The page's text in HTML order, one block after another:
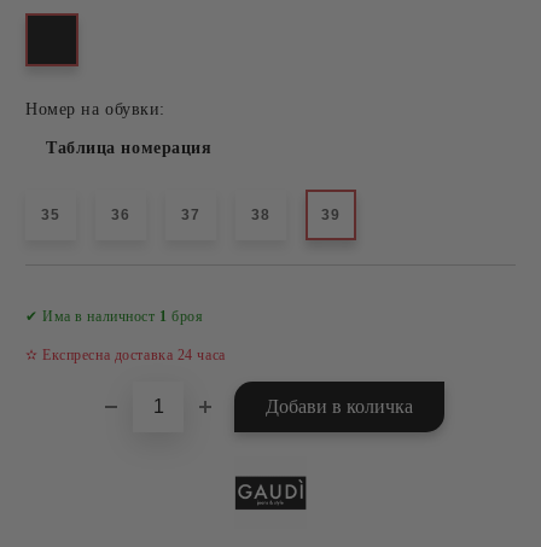
Номер на обувки:
Таблица номерация
35 36 37 38 39
✔ Има в наличност 1 броя
✫ Експресна доставка 24 часа